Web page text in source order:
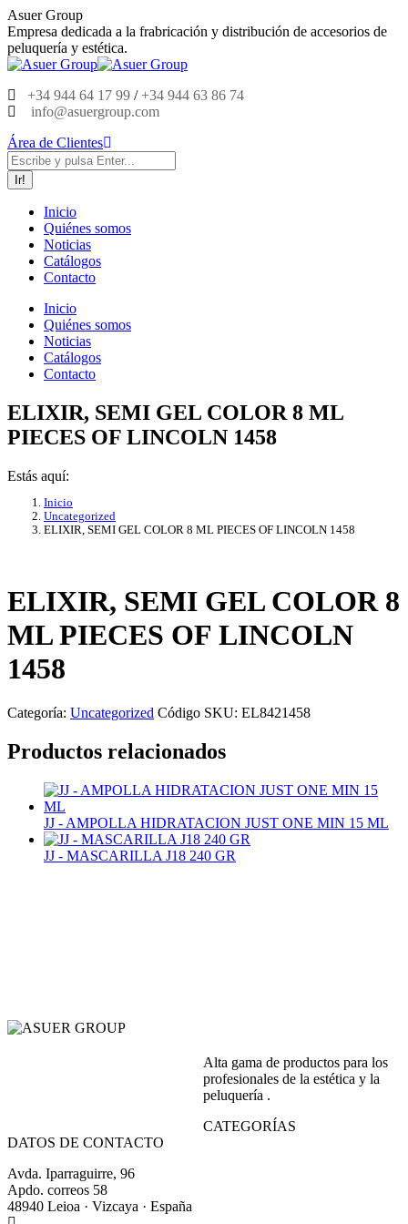
Saltar
al
contenido
Asuer Group
Empresa dedicada a la frabricación y distribución de accesorios de
peluquería y estética.
+34 944 64 17 99 /+34 944 63 86 74
info@asuergroup.com
Área de Clientes
Buscar:
Inicio
Quiénes somos
Noticias
Catálogos
Contacto
Inicio
Quiénes somos
Noticias
Catálogos
Contacto
ELIXIR, SEMI GEL COLOR 8 ML
PIECES OF LINCOLN 1458
Estás aquí:
Inicio
Uncategorized
ELIXIR, SEMI GEL COLOR 8 ML PIECES OF LINCOLN 1458
ELIXIR, SEMI GEL COLOR 8
ML PIECES OF LINCOLN
1458
Categoría: Uncategorized Código SKU: EL8421458
Productos relacionados
JJ - AMPOLLA HIDRATACION JUST ONE MIN 15 ML
JJ - MASCARILLA J18 240 GR
Alta gama de productos para los
profesionales de la estética y la
peluquería .
CATEGORÍAS
DATOS DE CONTACTO
Avda. Iparraguirre, 96
Apdo. correos 58
48940 Leioa · Vizcaya · España